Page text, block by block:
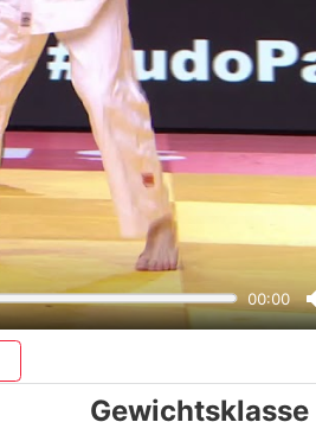
Gewichtsklasse